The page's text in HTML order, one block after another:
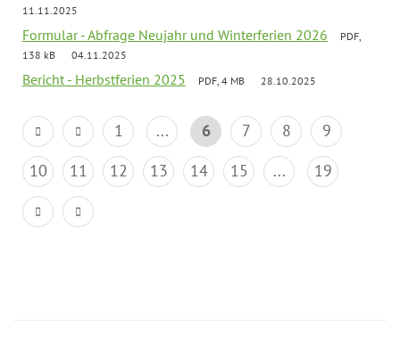
11.11.2025
Formular - Abfrage Neujahr und Winterferien 2026
PDF,
138 kB
04.11.2025
Bericht - Herbstferien 2025 PDF, 4 MB 28.10.2025
1 ... 6 7 8
9
10
11 12 13 14 15 ... 19